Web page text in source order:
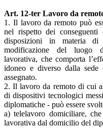
Art. 12-ter Lavoro da
1. Il lavoro da remoto può
nel rispetto dei
disposizioni in materia
modificazione del luogo
lavorativa, che comporta
idoneo e diverso dalla
assegnato.
2. Il lavoro da remoto di cui
di dispositivi tecnologici
diplomatiche - può essere
a) telelavoro domiciliare,
lavorativa dal domicilio del